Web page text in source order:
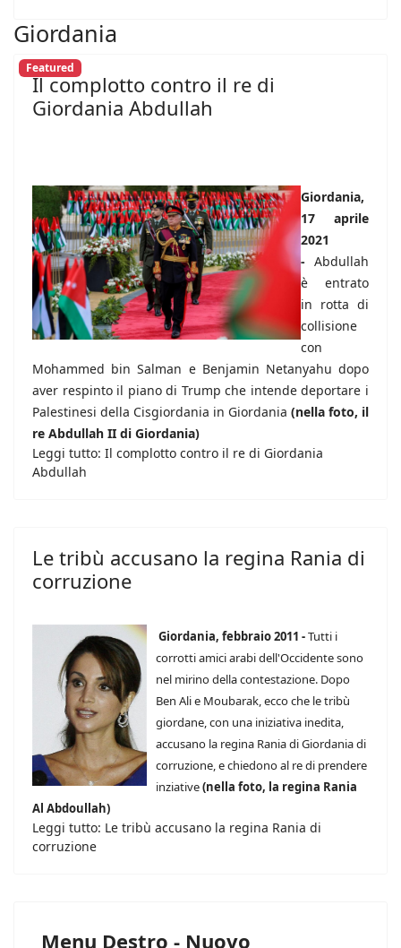
Giordania
Featured
Il complotto contro il re di
Giordania Abdullah
Giordania,
17 aprile
2021
- Abdullah
è entrato
in rotta di
collisione
con
Mohammed bin Salman e Benjamin Netanyahu dopo
aver respinto il piano di Trump che intende deportare i
Palestinesi della Cisgiordania in Giordania (nella foto, il
re Abdullah II di Giordania)
Leggi tutto: Il complotto contro il re di Giordania
Abdullah
Le tribù accusano la regina Rania di
corruzione
Giordania, febbraio 2011 -Tutti i
corrotti amici arabi dell'Occidente sono
nel mirino della contestazione. Dopo
Ben Ali e Moubarak, ecco che le tribù
giordane, con una iniziativa inedita,
accusano la regina Rania di Giordania di
corruzione, e chiedono al re di prendere
inziative(nella foto, la regina Rania
Al Abdoullah)
Leggi tutto: Le tribù accusano la regina Rania di
corruzione
Menu Destro - Nuovo